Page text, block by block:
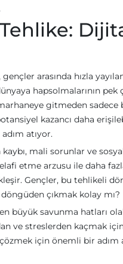
arasında hızla
hapsolmalarının pek
gitmeden sadece
kazancı daha
atıyor.
kaybı, mali sorunlar ve
etme arzusu ile daha
Gençler, bu tehlikeli
çıkmak kolay mı?
büyük savunma hatları
ve streslerden kaçmak
için önemli bir adım